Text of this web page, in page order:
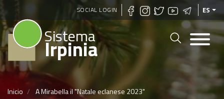
Pasar
al
contenido
principal
SOCIAL LOGIN ES
Sistema
Irpinia
Inicio A Mirabella il "Natale eclanese 2023"